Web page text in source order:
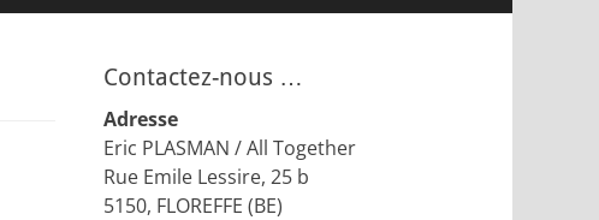
Contactez-nous …
Adresse
Eric PLASMAN / All Together
Rue Emile Lessire, 25 b
5150, FLOREFFE (BE)